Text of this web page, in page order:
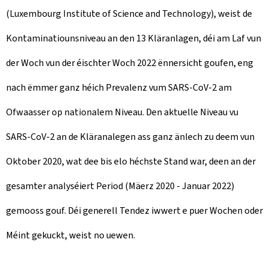
(Luxembourg Institute of Science and Technology), weist de
Kontaminatiounsniveau an den 13 Kläranlagen, déi am Laf vun
der Woch vun der éischter Woch 2022 ënnersicht goufen, eng
nach ëmmer ganz héich Prevalenz vum SARS-CoV-2 am
Ofwaasser op nationalem Niveau. Den aktuelle Niveau vu
SARS-CoV-2 an de Kläranalegen ass ganz änlech zu deem vun
Oktober 2020, wat dee bis elo héchste Stand war, deen an der
gesamter analyséiert Period (Mäerz 2020 - Januar 2022)
gemooss gouf. Déi generell Tendez iwwert e puer Wochen oder
Méint gekuckt, weist no uewen.